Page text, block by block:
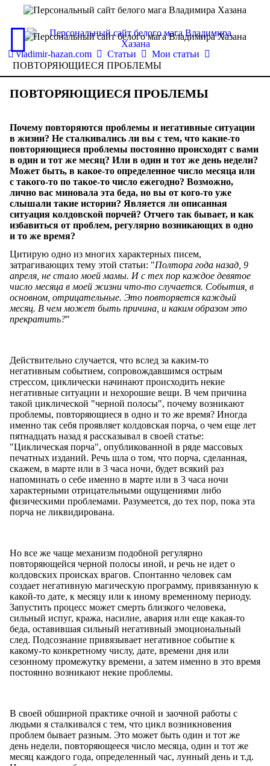
vladimir-hazan.com Статьи
Мои статьи
ПОВТОРЯЮЩИЕСЯ ПРОБЛЕМЫ
ПОВТОРЯЮЩИЕСЯ ПРОБЛЕМЫ
Почему повторяются проблемы и негативные ситуации
в жизни? Не сталкивались ли вы с тем, что какие-то
повторяющиеся проблемы постоянно происходят с вами
в один и тот же месяц? Или в один и тот же день недели?
Может быть, в какое-то определенное число месяца или
с такого-то по такое-то число ежегодно? Возможно,
лично вас миновала эта беда, но вы от кого-то уже
слышали такие истории? Является ли описанная
ситуация колдовской порчей? Отчего так бывает, и как
избавиться от проблем, регулярно возникающих в одно
и то же время?
Цитирую одно из многих характерных писем,
затрагивающих тему этой статьи: "Полтора года назад, 9
апреля, не стало моей мамы. И с тех пор каждое девятое
число месяца в моей жизни что-то случается. События, в
основном, отрицательные. Это повторяется каждый
месяц. В чем может быть причина, и каким образом это
прекратить?"
Действительно случается, что вслед за каким-то
негативным событием, сопровождавшимся острым
стрессом, циклически начинают происходить некие
негативные ситуации и нехорошие вещи. В чем причина
такой циклической "черной полосы", почему возникают
проблемы, повторяющиеся в одно и то же время? Иногда
именно так себя проявляет колдовская порча, о чем еще лет
пятнадцать назад я рассказывал в своей статье:
"Циклическая порча", опубликованной в ряде массовых
печатных изданий. Речь шла о том, что порча, сделанная,
скажем, в марте или в 3 часа ночи, будет всякий раз
напоминать о себе именно в марте или в 3 часа ночи
характерными отрицательными ощущениями либо
физическими проблемами. Разумеется, до тех пор, пока эта
порча не ликвидирована.
Но все же чаще механизм подобной регулярно
повторяющейся черной полосы иной, и речь не идет о
колдовских происках врагов. Спонтанно человек сам
создает негативную магическую программу, привязанную к
какой-то дате, к месяцу или к иному временному периоду.
Запустить процесс может смерть близкого человека,
сильный испуг, кража, насилие, авария или еще какая-то
беда, оставившая сильный негативный эмоциональный
след. Подсознание привязывает негативное событие к
какому-то конкретному числу, дате, времени дня или
сезонному промежутку времени, а затем именно в это время
постоянно возникают некие проблемы.
В своей обширной практике очной и заочной работы с
людьми я сталкивался с тем, что цикл возникновения
проблем бывает разным. Это может быть один и тот же
день недели, повторяющееся число месяца, один и тот же
месяц каждого года, определенный час, лунный день и т.д.